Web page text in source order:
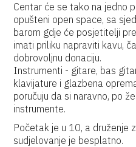
Centar će se tako na jedno
opušteni open space, sa
barom gdje će posjetitelji
imati priliku napraviti kavu,
dobrovoljnu donaciju.
Instrumenti - gitare, bas
klavijature i glazbena
poručuju da si naravno, po
instrumente.
Početak je u 10, a druženje
sudjelovanje je besplatno.